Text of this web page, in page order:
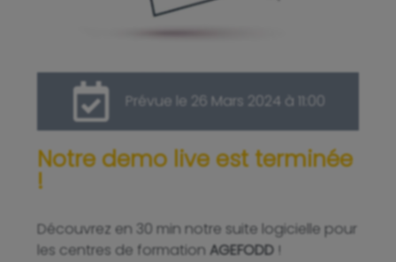
Prévue le 26 Mars 2024 à 11:00
Notre demo live est terminée
!
Découvrez en 30 min notre suite logicielle pour
les centres de formation AGEFODD !